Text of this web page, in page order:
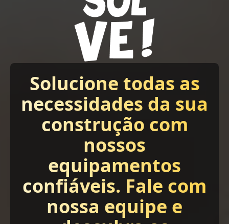
Solucione todas as
necessidades da sua
construção com
nossos
equipamentos
confiáveis. Fale com
nossa equipe e